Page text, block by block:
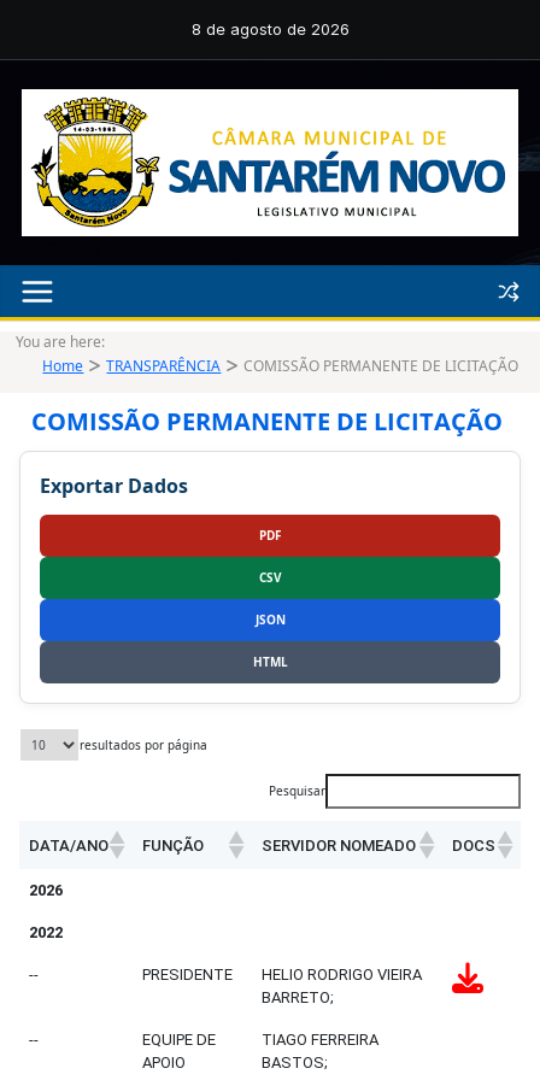
conteúdo
8 de agosto de 2026
You are here:
Home
TRANSPARÊNCIA COMISSÃO PERMANENTE DE LICITAÇÃO
COMISSÃO PERMANENTE DE LICITAÇÃO
Exportar Dados
PDF
CSV
JSON
HTML
resultados por página
Pesquisar
DATA/ANO FUNÇÃO SERVIDOR NOMEADO DOCS
2026
2022
-- PRESIDENTE
HELIO RODRIGO VIEIRA
BARRETO;
--
EQUIPE DE
APOIO
TIAGO FERREIRA
BASTOS;